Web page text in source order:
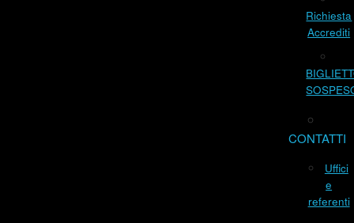
Richiesta
Accrediti
CONTATTI
Uffici
e
referenti